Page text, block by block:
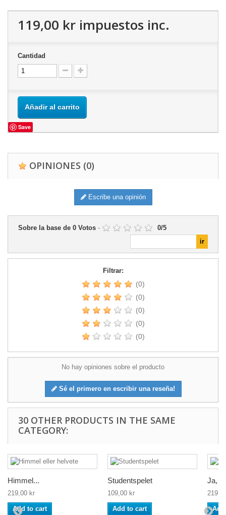
119,00 kr impuestos inc.
Cantidad
Añadir al carrito
Save
OPINIONES (0)
Escribe una opinión
Sobre la base de 0 Votos - 0/5
Filtrar:
(0)
(0)
(0)
(0)
(0)
No hay opiniones sobre el producto
Sé el primero en escribir una reseña!
30 OTHER PRODUCTS IN THE SAME
CATEGORY:
Himmel...
219,00 kr
Add to cart
Studentspelet
109,00 kr
Add to cart
Ja,